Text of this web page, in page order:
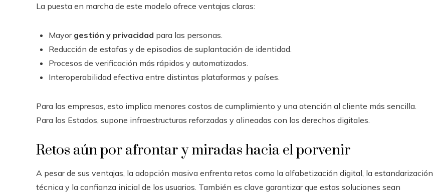
La puesta en marcha de este modelo ofrece ventajas claras:
Mayor gestión y privacidad para las personas.
Reducción de estafas y de episodios de suplantación de identidad.
Procesos de verificación más rápidos y automatizados.
Interoperabilidad efectiva entre distintas plataformas y países.
Para las empresas, esto implica menores costos de cumplimiento y una atención al cliente más sencilla.
Para los Estados, supone infraestructuras reforzadas y alineadas con los derechos digitales.
Retos aún por afrontar y miradas hacia el porvenir
A pesar de sus ventajas, la adopción masiva enfrenta retos como la alfabetización digital, la estandarización
técnica y la confianza inicial de los usuarios. También es clave garantizar que estas soluciones sean